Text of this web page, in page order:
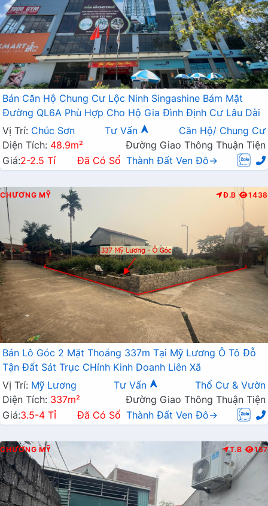
Bán Căn Hộ Chung Cư Lộc Ninh Singashine Bám Mặt
Đường QL6A Phù Hợp Cho Hộ Gia Đình Định Cư Lâu Dài
Vị Trí: Chúc Sơn Tư Vấn
Căn Hộ/ Chung Cư
Diện Tích: 48.9m²
Đường Giao Thông Thuận Tiện
Giá:2-2.5 Tỉ Đã Có Sổ Thành Đất Ven Đô→
CHƯƠNG MỸ Đ.B 1438
Bán Lô Góc 2 Mặt Thoáng 337m Tại Mỹ Lương Ô Tô Đỗ
Tận Đất Sát Trục CHính Kinh Doanh Liên Xã
Vị Trí: Mỹ Lương Tư Vấn
Thổ Cư & Vườn
Diện Tích: 337m²
Đường Giao Thông Thuận Tiện
Giá:3.5-4 Tỉ Đã Có Sổ Thành Đất Ven Đô→
CHƯƠNG MỸ T.B 157